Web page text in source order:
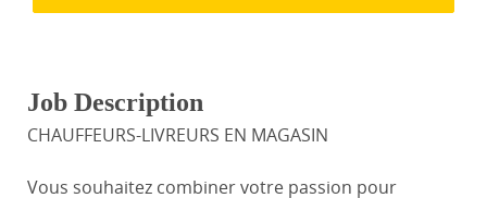
Job Description
CHAUFFEURS-LIVREURS EN MAGASIN
Vous souhaitez combiner votre passion pour